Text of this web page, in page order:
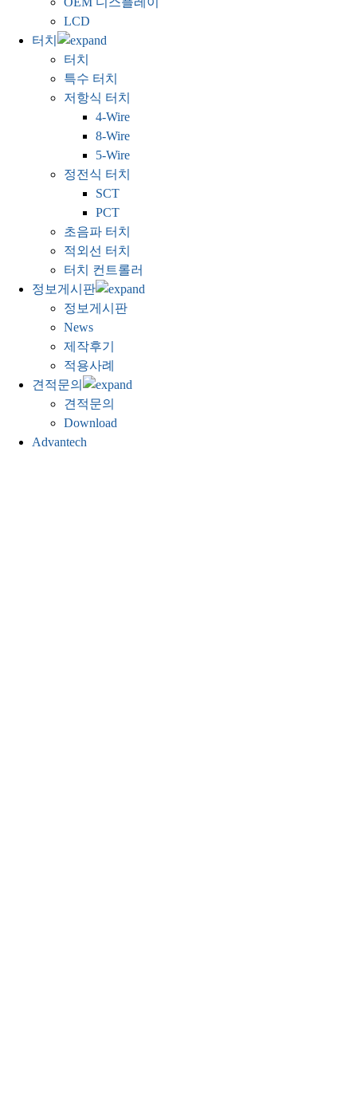
LCD
터치
터치
특수 터치
저항식 터치
4-Wire
8-Wire
5-Wire
정전식 터치
SCT
PCT
초음파 터치
적외선 터치
터치 컨트롤러
정보게시판
정보게시판
News
제작후기
적용사례
견적문의
견적문의
Download
Advantech